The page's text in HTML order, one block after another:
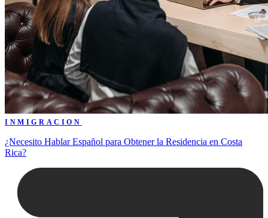
INMIGRACION
¿Necesito Hablar Español para Obtener la Residencia en Costa
Rica?